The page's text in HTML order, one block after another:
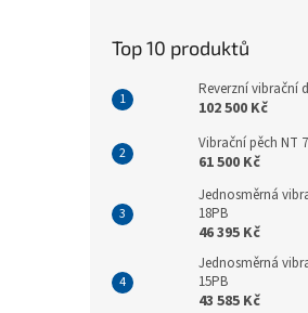
Top 10 produktů
Reverzní vibrační
102 500 Kč
Vibrační pěch NT
61 500 Kč
Jednosměrná
18PB
46 395 Kč
Jednosměrná
15PB
43 585 Kč